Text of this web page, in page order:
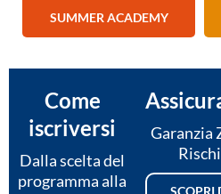
SUMMER ACADEMY
Come
iscriversi
Dalla scelta del
programma alla
Garanzia
Rischi
SCOPRI